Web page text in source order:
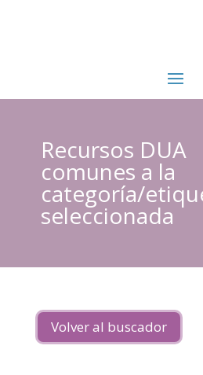
Recursos DUA
comunes a la
categoría/
seleccionada
Volver al buscador